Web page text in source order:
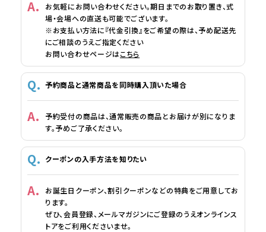
お気軽にお問い合わせください。期日までのお取り置き、式
場・会場への直送も可能でございます。
※お支払い方法に『代金引換』をご希望の際は、予め配送先
にご相談のうえご指定ください
お問い合わせページはこちら
予約商品と通常商品を同時購入頂いた場合
予約受付の商品は、通常販売の商品とお届けが別になりま
す。予めご了承ください。
クーポンの入手方法を知りたい
お誕生日クーポン、割引クーポンなどの特典をご用意してお
ります。
ぜひ、会員登録、メールマガジンにご登録のうえオンラインス
トアをご利用くださいませ。